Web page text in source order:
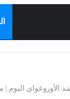
اليوم |